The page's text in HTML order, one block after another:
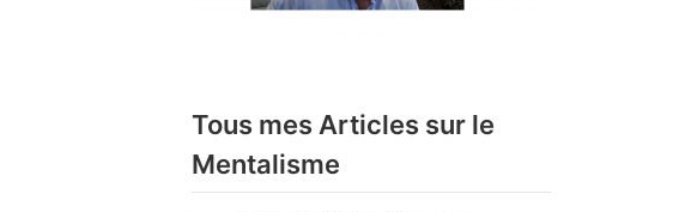
Tous mes Articles sur le
Mentalisme